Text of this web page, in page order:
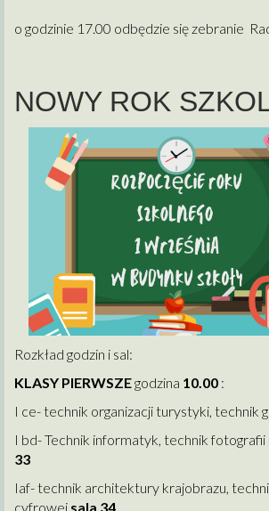
o godzinie 17.00 odbędzie się zebranie
NOWY ROK
Rozkład godzin i sal:
KLASY PIERWSZEgodzina 10.00 :
I ce- technik organizacji turystyki, technik
I bd- Technik informatyk, technik
33
Iaf- technik architektury krajobrazu,
cyfrowej sala 34